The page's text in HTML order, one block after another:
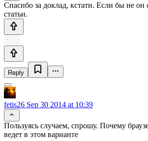
Спасибо за доклад, кстати. Если бы не
статьи.
Reply
fetis26 Sep 30 2014 at 10:39
Пользуясь случаем, спрошу. Почему
ведет в этом варианте